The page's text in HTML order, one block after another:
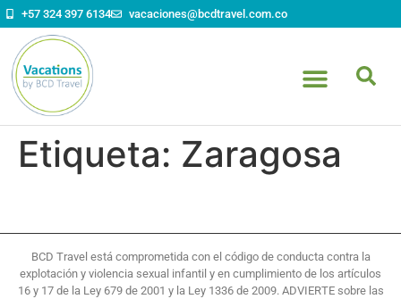
contenido
+57 324 397 6134 vacaciones@bcdtravel.com.co
Etiqueta: Zaragosa
BCD Travel está comprometida con el código de conducta contra la
explotación y violencia sexual infantil y en cumplimiento de los artículos
16 y 17 de la Ley 679 de 2001 y la Ley 1336 de 2009. ADVIERTE sobre las